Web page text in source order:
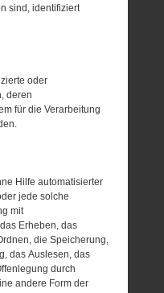
sind, identifiziert
oder
deren
für die Verarbeitung
Hilfe automatisierter
jede solche
mit
Erheben, das
die Speicherung,
das Auslesen, das
durch
andere Form der